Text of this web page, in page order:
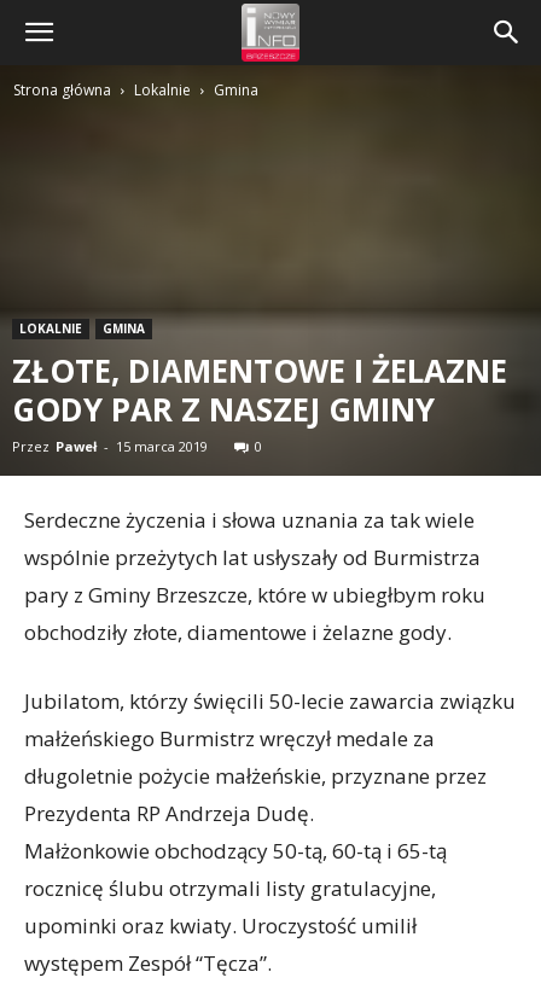
Strona główna Lokalnie Gmina
LOKALNIE GMINA
ZŁOTE, DIAMENTOWE I ŻELAZNE
GODY PAR Z NASZEJ GMINY
Przez Paweł - 15 marca 2019 0
Serdeczne życzenia i słowa uznania za tak wiele
wspólnie przeżytych lat usłyszały od Burmistrza
pary z Gminy Brzeszcze, które w ubiegłbym roku
obchodziły złote, diamentowe i żelazne gody.
Jubilatom, którzy święcili 50-lecie zawarcia związku
małżeńskiego Burmistrz wręczył medale za
długoletnie pożycie małżeńskie, przyznane przez
Prezydenta RP Andrzeja Dudę.
Małżonkowie obchodzący 50-tą, 60-tą i 65-tą
rocznicę ślubu otrzymali listy gratulacyjne,
upominki oraz kwiaty. Uroczystość umilił
występem Zespół “Tęcza”.